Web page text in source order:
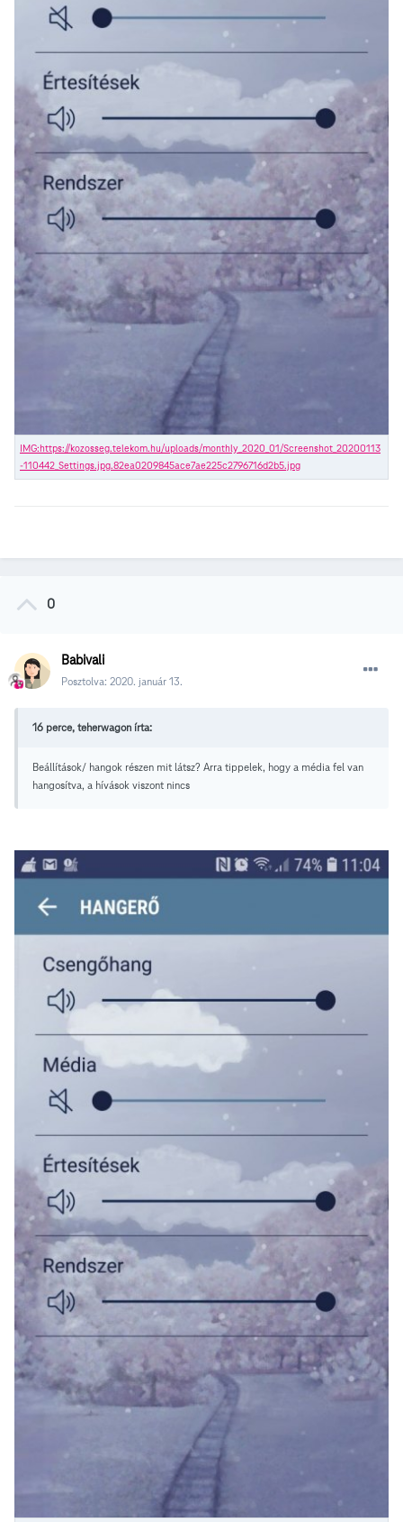
0
Babivali
Posztolva: 2020. január 13.
16 perce, teherwagon írta:
Beállítások/ hangok részen mit látsz? Arra tippelek, hogy a média fel van
hangosítva, a hívások viszont nincs